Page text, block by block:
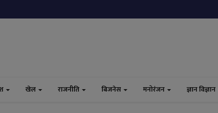
खेल राजनीति बिजनेस मनोरंजन ज्ञान विज्ञान